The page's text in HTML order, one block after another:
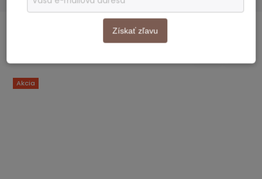
SÚVISIACI TOVAR
Akcia
Získať zľavu